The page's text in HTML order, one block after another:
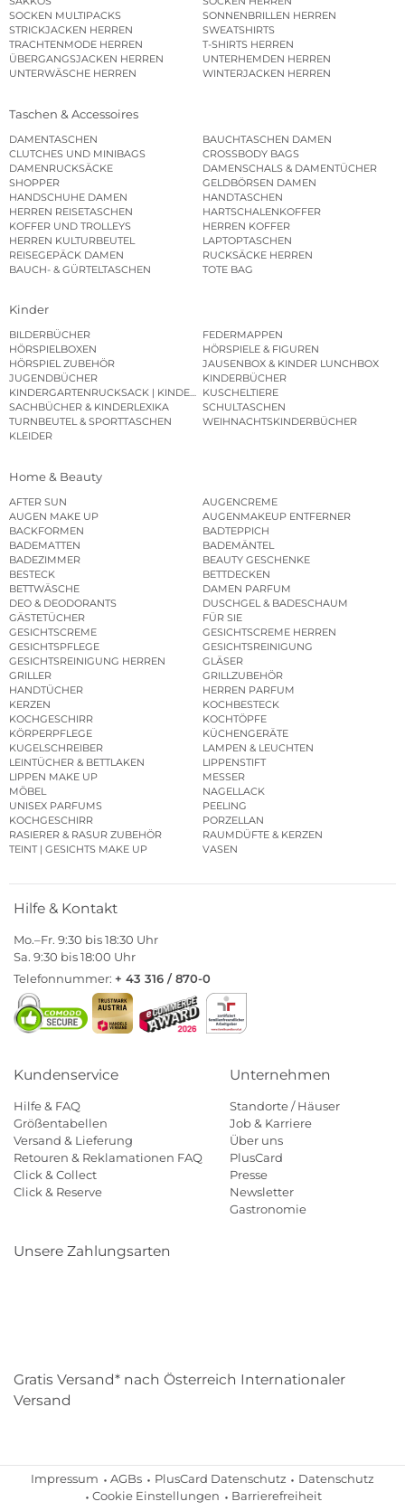
SOCKEN MULTIPACKS
SONNENBRILLEN HERREN
STRICKJACKEN HERREN
SWEATSHIRTS
TRACHTENMODE HERREN
T-SHIRTS HERREN
ÜBERGANGSJACKEN HERREN
UNTERHEMDEN HERREN
UNTERWÄSCHE HERREN
WINTERJACKEN HERREN
Taschen & Accessoires
DAMENTASCHEN
BAUCHTASCHEN DAMEN
CLUTCHES UND MINIBAGS
CROSSBODY BAGS
DAMENRUCKSÄCKE
DAMENSCHALS & DAMENTÜCHER
SHOPPER
GELDBÖRSEN DAMEN
HANDSCHUHE DAMEN
HANDTASCHEN
HERREN REISETASCHEN
HARTSCHALENKOFFER
KOFFER UND TROLLEYS
HERREN KOFFER
HERREN KULTURBEUTEL
LAPTOPTASCHEN
REISEGEPÄCK DAMEN
RUCKSÄCKE HERREN
BAUCH- & GÜRTELTASCHEN
TOTE BAG
Kinder
BILDERBÜCHER
FEDERMAPPEN
HÖRSPIELBOXEN
HÖRSPIELE & FIGUREN
HÖRSPIEL ZUBEHÖR
JAUSENBOX & KINDER LUNCHBOX
JUGENDBÜCHER
KINDERBÜCHER
KINDERGARTENRUCKSACK | KINDERGARTENBEUTEL
KUSCHELTIERE
SACHBÜCHER & KINDERLEXIKA
SCHULTASCHEN
TURNBEUTEL & SPORTTASCHEN
WEIHNACHTSKINDERBÜCHER
KLEIDER
Home & Beauty
AFTER SUN
AUGENCREME
AUGEN MAKE UP
AUGENMAKEUP ENTFERNER
BACKFORMEN
BADTEPPICH
BADEMATTEN
BADEMÄNTEL
BADEZIMMER
BEAUTY GESCHENKE
BESTECK
BETTDECKEN
BETTWÄSCHE
DAMEN PARFUM
DEO & DEODORANTS
DUSCHGEL & BADESCHAUM
GÄSTETÜCHER
FÜR SIE
GESICHTSCREME
GESICHTSCREME HERREN
GESICHTSPFLEGE
GESICHTSREINIGUNG
GESICHTSREINIGUNG HERREN
GLÄSER
GRILLER
GRILLZUBEHÖR
HANDTÜCHER
HERREN PARFUM
KERZEN
KOCHBESTECK
KOCHGESCHIRR
KOCHTÖPFE
KÖRPERPFLEGE
KÜCHENGERÄTE
KUGELSCHREIBER
LAMPEN & LEUCHTEN
LEINTÜCHER & BETTLAKEN
LIPPENSTIFT
LIPPEN MAKE UP
MESSER
MÖBEL
NAGELLACK
UNISEX PARFUMS
PEELING
KOCHGESCHIRR
PORZELLAN
RASIERER & RASUR ZUBEHÖR
RAUMDÜFTE & KERZEN
TEINT | GESICHTS MAKE UP
VASEN
Hilfe & Kontakt
Mo.–Fr. 9:30 bis 18:30 Uhr
Sa. 9:30 bis 18:00 Uhr
Telefonnummer: + 43 316 / 870-0
Kundenservice
Hilfe & FAQ
Größentabellen
Versand & Lieferung
Retouren & Reklamationen FAQ
Click & Collect
Click & Reserve
Unternehmen
Standorte / Häuser
Job & Karriere
Über uns
PlusCard
Presse
Newsletter
Gastronomie
Unsere Zahlungsarten
Gratis Versand* nach Österreich Internationaler
Versand
Impressum AGBs PlusCard Datenschutz
Datenschutz
Cookie Einstellungen
Barrierefreiheit